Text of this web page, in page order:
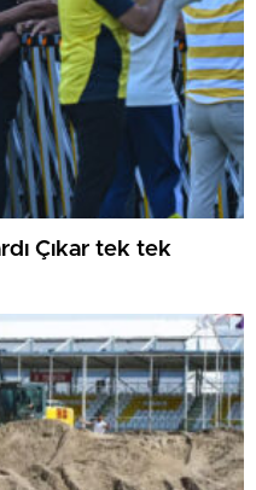
Çıkar tek tek